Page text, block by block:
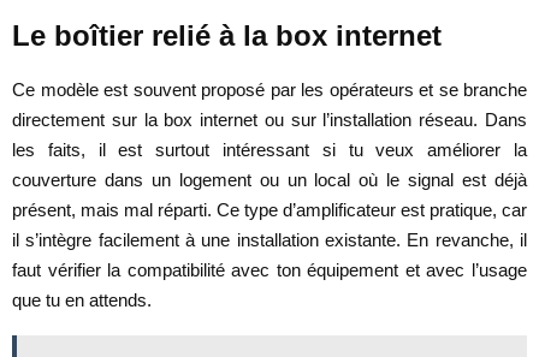
Le boîtier relié à la box internet
Ce modèle est souvent proposé par les opérateurs et se branche
directement sur la box internet ou sur l’installation réseau. Dans
les faits, il est surtout intéressant si tu veux améliorer la
couverture dans un logement ou un local où le signal est déjà
présent, mais mal réparti. Ce type d’amplificateur est pratique, car
il s’intègre facilement à une installation existante. En revanche, il
faut vérifier la compatibilité avec ton équipement et avec l’usage
que tu en attends.